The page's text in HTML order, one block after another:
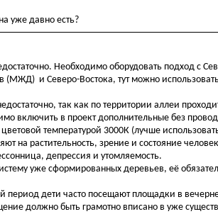
уже давно есть?
Необходимо оборудовать подход с
и Северо-Востока, тут можно
так как по территории аллеи
включить в проект дополнительные без
температурой 3000К (лучше
на растительность, зрение и состояние
депрессия и утомляемость.
уже сформированных деревьев, её
период дети часто посещают площадки в
должно быть грамотно вписано в уже